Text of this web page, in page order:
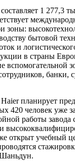
1 277,3
зоны:
бытовой
и
в страны
банки,
планирует
420 человек уже
работы завода
открыт учебный